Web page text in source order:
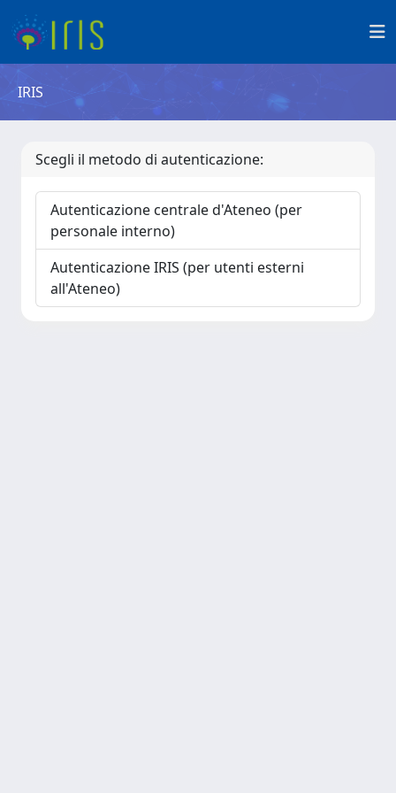
IRIS
Scegli il metodo di autenticazione:
Autenticazione centrale d'Ateneo (per
personale interno)
Autenticazione IRIS (per utenti esterni
all'Ateneo)